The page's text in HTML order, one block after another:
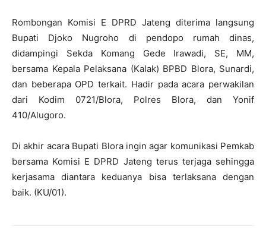
Rombongan Komisi E DPRD Jateng diterima langsung
Bupati Djoko Nugroho di pendopo rumah dinas,
didampingi Sekda Komang Gede Irawadi, SE, MM,
bersama Kepala Pelaksana (Kalak) BPBD Blora, Sunardi,
dan beberapa OPD terkait. Hadir pada acara perwakilan
dari Kodim 0721/Blora, Polres Blora, dan Yonif
410/Alugoro.
Di akhir acara Bupati Blora ingin agar komunikasi Pemkab
bersama Komisi E DPRD Jateng terus terjaga sehingga
kerjasama diantara keduanya bisa terlaksana dengan
baik. (KU/01).